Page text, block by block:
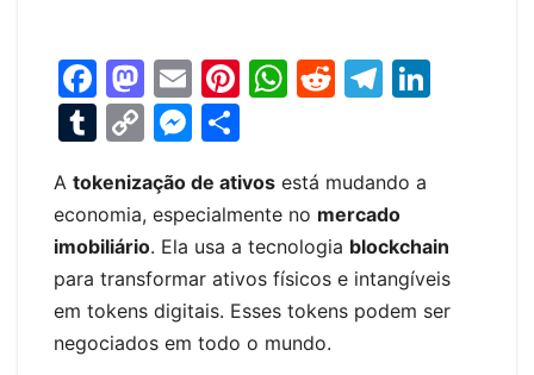
F
a
c
e
b
o
o
k
M
a
st
o
d
o
n
E
m
ai
l
Pi
e
st
W
s
A
p
p
R
di
t
T
gr
a
m
dI
n
T
m
bl
r
C
p
y
Li
n
k
M
s
s
e
n
g
ar
e
A tokenização de ativos está mudando a
economia, especialmente no mercado
imobiliário. Ela usa a tecnologia blockchain
para transformar ativos físicos e intangíveis
em tokens digitais. Esses tokens podem ser
negociados em todo o mundo.